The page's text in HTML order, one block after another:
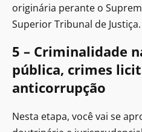
originária perante o
Superior Tribunal de Justiça.
5 – Criminalidade
pública, crimes
anticorrupção
Nesta etapa, você vai se